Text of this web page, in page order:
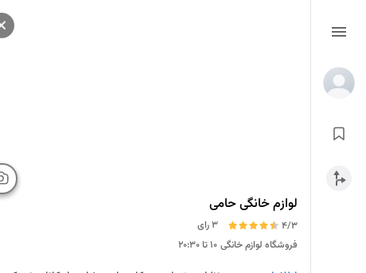
لوازم خانگی حامی
4/3
3 رای
فروشگاه لوازم خانگی ۱۰ تا ۲۰:۳۰